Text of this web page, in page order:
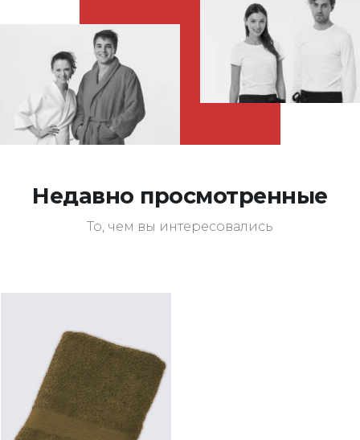
Недавно просмотренные
То, чем вы интересовались
ПОДРОБНЕЕ